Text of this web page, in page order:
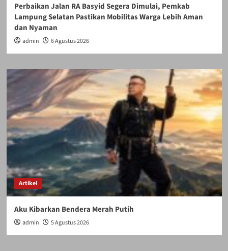
Perbaikan Jalan RA Basyid Segera Dimulai, Pemkab
Lampung Selatan Pastikan Mobilitas Warga Lebih Aman
dan Nyaman
admin 6 Agustus 2026
Artikel
Aku Kibarkan Bendera Merah Putih
admin 5 Agustus 2026